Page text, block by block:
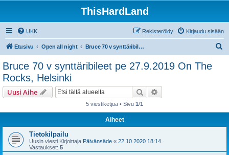
ThisHardLand
UKK Kirjaudu sisään
Rekisteröidy
Etusivu Open all night Bruce 70 v synttäribileet pe 27.9.2019 On The Rocks, Helsinki
Bruce 70 v synttäribileet pe 27.9.2019 On The
Rocks, Helsinki
Uusi Aihe Etsi
5 viestiketjua • Sivu 1/1
Aiheet
Tietokilpailu
Uusin viesti Kirjoittaja Päivänsäde « 22.10.2020 18:14
Vastaukset: 5